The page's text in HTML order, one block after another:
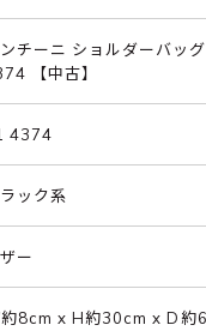
チーニ ショルダーバッ
【中古】
4374
ック系
ー
8cm x H約30cm x D約